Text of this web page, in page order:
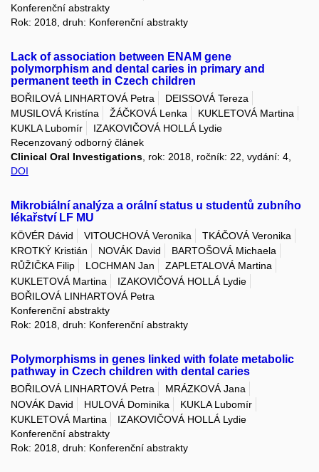
Konferenční abstrakty
Rok: 2018, druh: Konferenční abstrakty
Lack of association between ENAM gene
polymorphism and dental caries in primary and
permanent teeth in Czech children
BOŘILOVÁ LINHARTOVÁ Petra
DEISSOVÁ Tereza
MUSILOVÁ Kristína
ŽÁČKOVÁ Lenka
KUKLETOVÁ Martina
KUKLA Lubomír
IZAKOVIČOVÁ HOLLÁ Lydie
Recenzovaný odborný článek
Clinical Oral Investigations, rok: 2018, ročník: 22, vydání: 4,
DOI
Mikrobiální analýza a orální status u studentů zubního
lékařství LF MU
KÖVÉR Dávid VITOUCHOVÁ Veronika
TKÁČOVÁ Veronika
KROTKÝ Kristián
NOVÁK David
BARTOŠOVÁ Michaela
RŮŽIČKA Filip
LOCHMAN Jan
ZAPLETALOVÁ Martina
KUKLETOVÁ Martina
IZAKOVIČOVÁ HOLLÁ Lydie
BOŘILOVÁ LINHARTOVÁ Petra
Konferenční abstrakty
Rok: 2018, druh: Konferenční abstrakty
Polymorphisms in genes linked with folate metabolic
pathway in Czech children with dental caries
BOŘILOVÁ LINHARTOVÁ Petra
MRÁZKOVÁ Jana
NOVÁK David
HULOVÁ Dominika
KUKLA Lubomír
KUKLETOVÁ Martina
IZAKOVIČOVÁ HOLLÁ Lydie
Konferenční abstrakty
Rok: 2018, druh: Konferenční abstrakty